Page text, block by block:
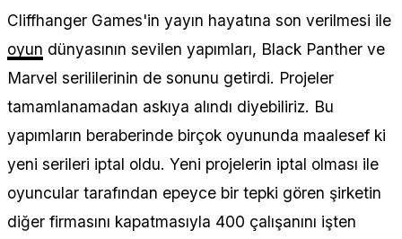
Cliffhanger Games'in yayın hayatına son verilmesi ile
oyun dünyasının sevilen yapımları, Black Panther ve
Marvel serililerinin de sonunu getirdi. Projeler
tamamlanamadan askıya alındı diyebiliriz. Bu
yapımların beraberinde birçok oyununda maalesef ki
yeni serileri iptal oldu. Yeni projelerin iptal olması ile
oyuncular tarafından epeyce bir tepki gören şirketin
diğer firmasını kapatmasıyla 400 çalışanını işten